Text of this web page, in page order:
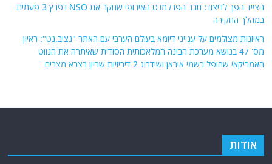
הצייד הפך לניצוד: חבר הפרלמנט האירופי שחקר את NSO נפרץ 3 פעמים
במהלך החקירה
ראיונות מצולמים על ענייני דיומא בעולם הערבי עם האתר "נציב.נט": ראיון
מס' 47 בנושא מערכת הבינה המלאכותית הסודית שאיתרה את הנווט
האמריקאי שהופל בשמי איראן ושידרוג 2 דיביזיות שריון בצבא מצרים
אודות